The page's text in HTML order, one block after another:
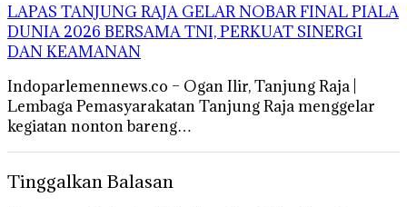
LAPAS TANJUNG RAJA GELAR NOBAR FINAL PIALA
DUNIA 2026 BERSAMA TNI, PERKUAT SINERGI
DAN KEAMANAN
Indoparlemennews.co – Ogan Ilir, Tanjung Raja |
Lembaga Pemasyarakatan Tanjung Raja menggelar
kegiatan nonton bareng…
Tinggalkan Balasan